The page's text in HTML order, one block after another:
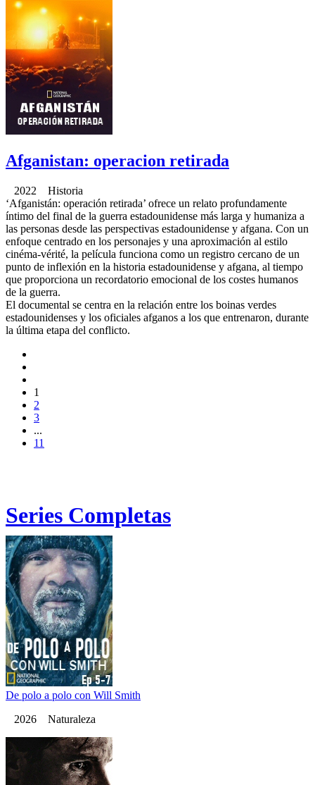
Afganistan: operacion retirada
2022 Historia
‘Afganistán: operación retirada’ ofrece un relato profundamente
íntimo del final de la guerra estadounidense más larga y humaniza a
las personas desde las perspectivas estadounidense y afgana. Con un
enfoque centrado en los personajes y una aproximación al estilo
cinéma-vérité, la película funciona como un registro cercano de un
punto de inflexión en la historia estadounidense y afgana, al tiempo
que proporciona un recordatorio emocional de los costes humanos
de la guerra.
El documental se centra en la relación entre los boinas verdes
estadounidenses y los oficiales afganos a los que entrenaron, durante
la última etapa del conflicto.
1
2
3
...
11
Series Completas
De polo a polo con Will Smith
2026 Naturaleza